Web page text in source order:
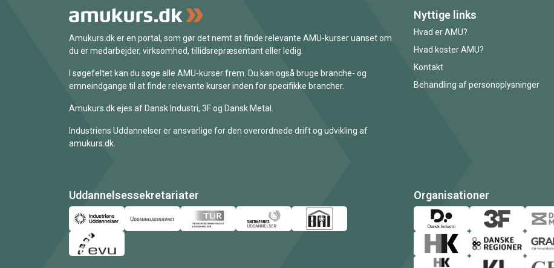
Amukurs.dk er en portal, som gør det nemt at finde relevante AMU-kurser uanset om
du er medarbejder, virksomhed, tillidsrepræsentant eller ledig.
I søgefeltet kan du søge alle AMU-kurser frem. Du kan også bruge branche- og
emneindgange til at finde relevante kurser inden for specifikke brancher.
Amukurs.dk ejes af Dansk Industri, 3F og Dansk Metal.
Industriens Uddannelser er ansvarlige for den overordnede drift og udvikling af
amukurs.dk.
Nyttige links
Hvad er AMU?
Hvad koster AMU?
Kontakt
Behandling af personoplysninger
Uddannelsessekretariater Organisationer